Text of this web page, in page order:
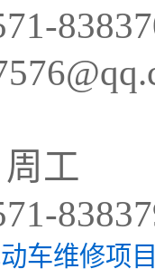
周工
8383
车维修项